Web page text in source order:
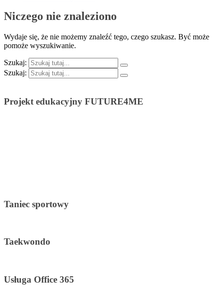
Niczego nie znaleziono
Wydaje się, że nie możemy znaleźć tego, czego szukasz. Być może
pomoże wyszukiwanie.
Szukaj:
Szukaj:
Projekt edukacyjny FUTURE4ME
Taniec sportowy
Taekwondo
Usługa Office 365